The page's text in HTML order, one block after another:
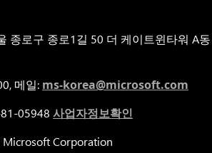
종로구 종로1길 50 더 케이트윈타워 A동
메일: ms-korea@microsoft.com
05948 사업자정보확인
Corporation